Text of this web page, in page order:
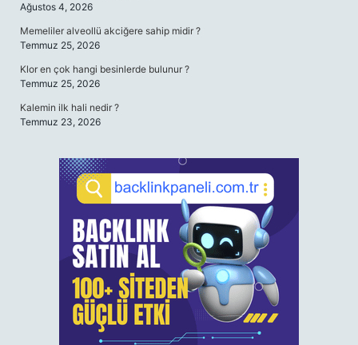
Ağustos 4, 2026
Memeliler alveollü akciğere sahip midir ?
Temmuz 25, 2026
Klor en çok hangi besinlerde bulunur ?
Temmuz 25, 2026
Kalemin ilk hali nedir ?
Temmuz 23, 2026